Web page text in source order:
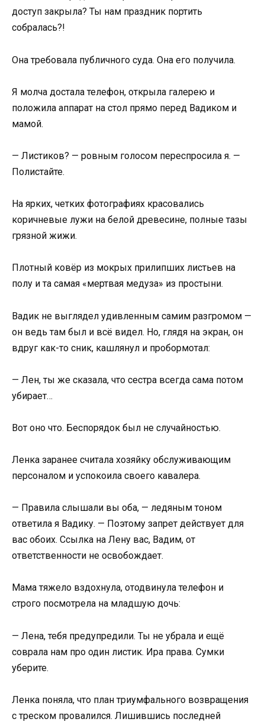
доступ закрыла? Ты нам праздник портить
собралась?!
Она требовала публичного суда. Она его получила.
Я молча достала телефон, открыла галерею и
положила аппарат на стол прямо перед Вадиком и
мамой.
— Листиков? — ровным голосом переспросила я. —
Полистайте.
На ярких, четких фотографиях красовались
коричневые лужи на белой древесине, полные тазы
грязной жижи.
Плотный ковёр из мокрых прилипших листьев на
полу и та самая «мертвая медуза» из простыни.
Вадик не выглядел удивленным самим разгромом —
он ведь там был и всё видел. Но, глядя на экран, он
вдруг как-то сник, кашлянул и пробормотал:
— Лен, ты же сказала, что сестра всегда сама потом
убирает…
Вот оно что. Беспорядок был не случайностью.
Ленка заранее считала хозяйку обслуживающим
персоналом и успокоила своего кавалера.
— Правила слышали вы оба, — ледяным тоном
ответила я Вадику. — Поэтому запрет действует для
вас обоих. Ссылка на Лену вас, Вадим, от
ответственности не освобождает.
Мама тяжело вздохнула, отодвинула телефон и
строго посмотрела на младшую дочь:
— Лена, тебя предупредили. Ты не убрала и ещё
соврала нам про один листик. Ира права. Сумки
уберите.
Ленка поняла, что план триумфального возвращения
с треском провалился. Лишившись последней